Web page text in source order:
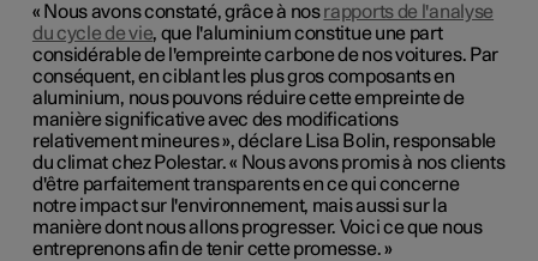
« Nous avons constaté, grâce à nosrapports de l'analyse
du cycle de vie, que l'aluminium constitue une part
considérable de l'empreinte carbone de nos voitures. Par
conséquent, en ciblant les plus gros composants en
aluminium, nous pouvons réduire cette empreinte de
manière significative avec des modifications
relativement mineures », déclare Lisa Bolin, responsable
du climat chez Polestar. « Nous avons promis à nos clients
d'être parfaitement transparents en ce qui concerne
notre impact sur l'environnement, mais aussi sur la
manière dont nous allons progresser. Voici ce que nous
entreprenons afin de tenir cette promesse. »